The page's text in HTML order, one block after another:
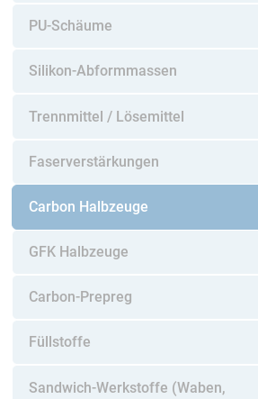
PU-Schäume
Silikon-Abformmassen
Trennmittel / Lösemittel
Faserverstärkungen
Carbon Halbzeuge
GFK Halbzeuge
Carbon-Prepreg
Füllstoffe
Sandwich-Werkstoffe (Waben,